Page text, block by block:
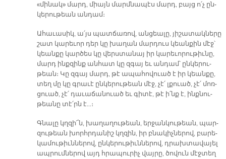
«մի­նակ» մարդ, միայն մարմ­նա­պէս մարդ, բայց ո՛չ ըն­
կե­րու­թեան ան­դամ։
Ա­հա­ւա­սիկ, ա՛յս պատ­ճա­ռով, ան­ցեա­լը, յի­շա­տակ­նե­րը
շատ կա­րե­ւոր դեր կը խա­ղան մար­դուս կեան­քին մէջ՝
կեան­քը կար­ծես կը վերս­տա­նայ իր կա­րե­ւո­րու­թիւ­նը,
մարդ ինք­զինք ան­հատ կը զգայ եւ ան­դամ՝ ըն­կե­րու­
թեան։ Կը զգայ մարդ, թէ ա­պա­հո­վուած է իր կեան­քը,
տեղ մը կը գրա­ւէ ըն­կե­րու­թեան մէջ, չէ՛ լքուած, չէ՛ մոռ­
ցուած, չէ՛ դա­ւա­ճա­նուած եւ գի­տէ, թէ ի՛նք է, ինք­նու­
թեա­նը տէ՛րն է…։
Գնա­լը կղզի՜ն, խա­ղա­ղու­թեան, եր­ջան­կու­թեան, պար­
զու­թեան խորհր­դա­նիշ կղզին, իր բնա­կիչ­նե­րով, բա­րե­
կա­մու­թիւն­նե­րով, ըն­կե­րու­թիւն­նե­րով, դրախ­տա­վա­յել
ապ­րում­նե­րով այդ հրա­պու­րիչ վայ­րը, ծո­վուն մէջ­տեղ